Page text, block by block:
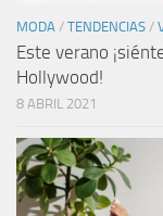
MODA / TENDENCIAS /
Este verano
Hollywood!
8 ABRIL 2021